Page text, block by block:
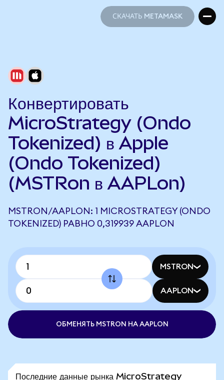
СКАЧАТЬ METAMASK
Конвертировать
MicroStrategy (Ondo
Tokenized) в Apple
(Ondo Tokenized)
(MSTRon в AAPLon)
MSTRON/AAPLON: 1 MICROSTRATEGY (ONDO
TOKENIZED) РАВНО 0,319939 AAPLON
MSTRON
AAPLON
ОБМЕНЯТЬ MSTRON НА AAPLON
Последние данные рынка MicroStrategy